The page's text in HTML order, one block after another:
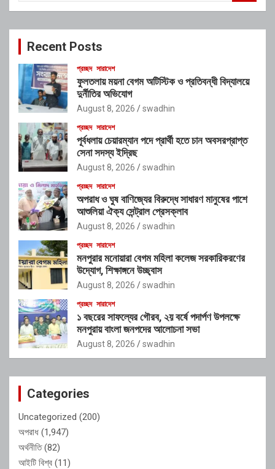
c
Recent Posts
প্রচ্ছদ সারাদেশ
ফুলতলায় ময়না বেগম অটিস্টিক ও প্রতিবন্ধী বিদ্যালয়ে
দুর্নীতির অভিযোগ
August 8, 2026 swadhin
প্রচ্ছদ সারাদেশ
পূর্বধলায় চেয়ারম্যান পদে প্রার্থী হতে চান অবসরপ্রাপ্ত
সেনা সদস্য ইদ্রিছ
August 8, 2026 swadhin
প্রচ্ছদ সারাদেশ
অপরাধ ও ঘুষ বাণিজ্যের বিরুদ্ধে সাধারণ মানুষের পাশে
আশুলিয়া ঐক্য সেন্ট্রাল প্রেসক্লাব
August 8, 2026 swadhin
প্রচ্ছদ সারাদেশ
মনপুরার মনোয়ারা বেগম মহিলা কলেজ সরকারিকরণের
উদ্যোগ, শিক্ষাঙ্গনে উচ্ছ্বাস
August 8, 2026 swadhin
প্রচ্ছদ সারাদেশ
১ বছরের সাফল্যের গৌরব, ২য় বর্ষে পদার্পণ উপলক্ষে
মনপুরায় বাংলা জনপদের আলোচনা সভা
August 8, 2026 swadhin
Categories
Uncategorized (200)
অপরাধ (1,947)
অর্থনীতি(82)
আইটি বিশ্ব (11)